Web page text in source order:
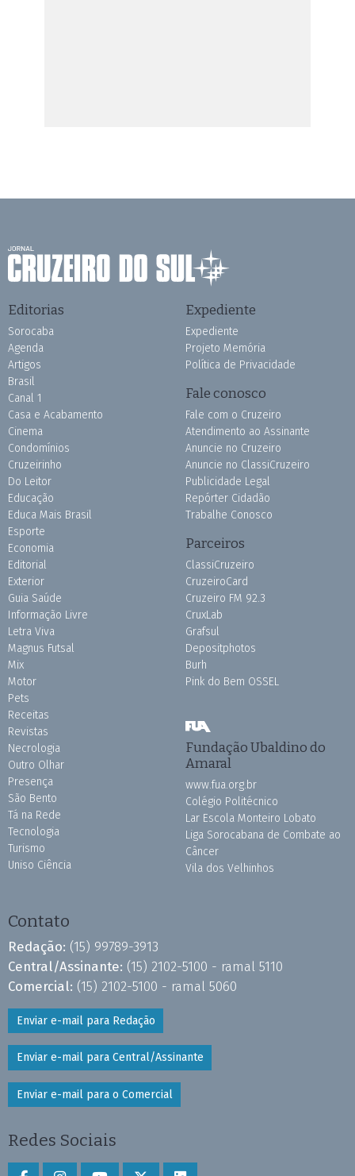
Editorias
Sorocaba
Agenda
Artigos
Brasil
Canal 1
Casa e Acabamento
Cinema
Condomínios
Cruzeirinho
Do Leitor
Educação
Educa Mais Brasil
Esporte
Economia
Editorial
Exterior
Guia Saúde
Informação Livre
Letra Viva
Magnus Futsal
Mix
Motor
Pets
Receitas
Revistas
Necrologia
Outro Olhar
Presença
São Bento
Tá na Rede
Tecnologia
Turismo
Uniso Ciência
Expediente
Expediente
Projeto Memória
Política de Privacidade
Fale conosco
Fale com o Cruzeiro
Atendimento ao Assinante
Anuncie no Cruzeiro
Anuncie no ClassiCruzeiro
Publicidade Legal
Repórter Cidadão
Trabalhe Conosco
Parceiros
ClassiCruzeiro
CruzeiroCard
Cruzeiro FM 92.3
CruxLab
Grafsul
Depositphotos
Burh
Pink do Bem OSSEL
Fundação Ubaldino do
Amaral
www.fua.org.br
Colégio Politécnico
Lar Escola Monteiro Lobato
Liga Sorocabana de Combate ao
Câncer
Vila dos Velhinhos
Contato
Redação: (15) 99789-3913
Central/Assinante: (15) 2102-5100 - ramal 5110
Comercial: (15) 2102-5100 - ramal 5060
Enviar e-mail para Redação
Enviar e-mail para Central/Assinante
Enviar e-mail para o Comercial
Redes Sociais